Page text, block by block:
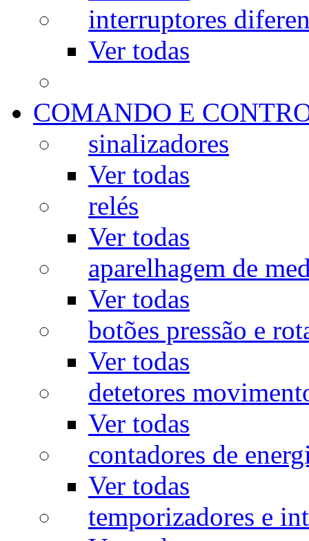
interruptores
Ver todas
COMANDO E
sinalizadores
Ver todas
relés
Ver todas
aparelhagem de
Ver todas
botões pressão e
Ver todas
detetores
Ver todas
contadores de
Ver todas
temporizadores e